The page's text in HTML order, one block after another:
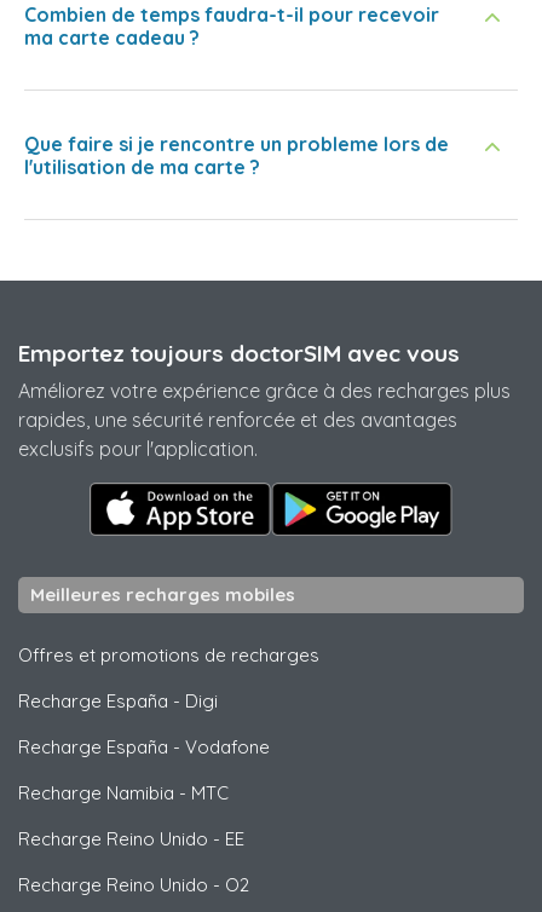
Combien de temps faudra-t-il pour recevoir
ma carte cadeau ?
Que faire si je rencontre un probleme lors de
l'utilisation de ma carte ?
Emportez toujours doctorSIM avec vous
Améliorez votre expérience grâce à des recharges plus
rapides, une sécurité renforcée et des avantages
exclusifs pour l'application.
Meilleures recharges mobiles
Offres et promotions de recharges
Recharge España - Digi
Recharge España - Vodafone
Recharge Namibia - MTC
Recharge Reino Unido - EE
Recharge Reino Unido - O2